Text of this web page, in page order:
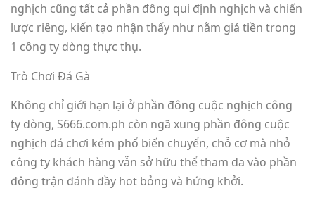
nghịch cũng tất cả phần đông qui định nghịch và chiến
lược riêng, kiến tạo nhận thấy như nằm giá tiền trong
1 công ty dòng thực thụ.
Trò Chơi Đá Gà
Không chỉ giới hạn lại ở phần đông cuộc nghịch công
ty dòng, S666.com.ph còn ngã xung phần đông cuộc
nghịch đá chơi kém phổ biến chuyển, chỗ cơ mà nhỏ
công ty khách hàng vẫn sở hữu thể tham da vào phần
đông trận đánh đầy hot bỏng và hứng khởi.